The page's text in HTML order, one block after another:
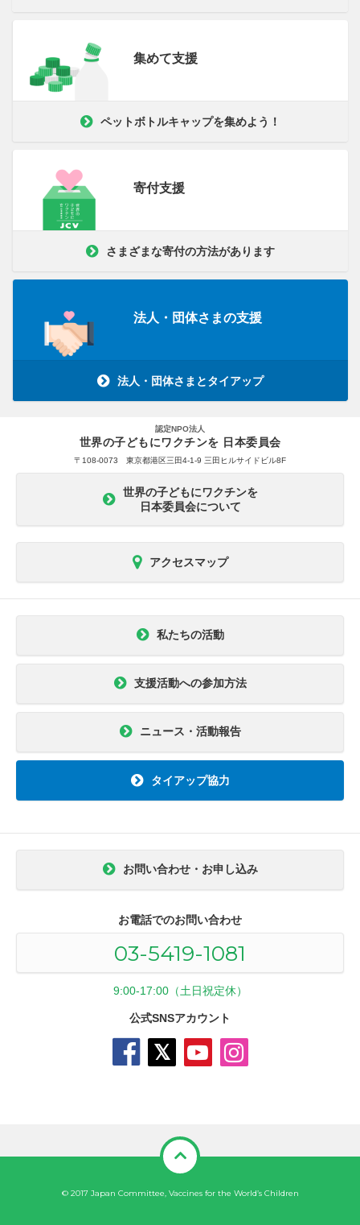
集めて支援
ペットボトルキャップを集めよう！
寄付支援
さまざまな寄付の方法があります
法人・団体さまの支援
法人・団体さまとタイアップ
認定NPO法人
世界の子どもにワクチンを 日本委員会
〒108-0073 東京都港区三田4-1-9 三田ヒルサイドビル8F
世界の子どもにワクチンを
日本委員会について
アクセスマップ
私たちの活動
支援活動への参加方法
ニュース・活動報告
タイアップ協力
お問い合わせ・お申し込み
お電話でのお問い合わせ
03-5419-1081
9:00-17:00（土日祝定休）
公式SNSアカウント
© 2017 Japan Committee, Vaccines for the World’s Children